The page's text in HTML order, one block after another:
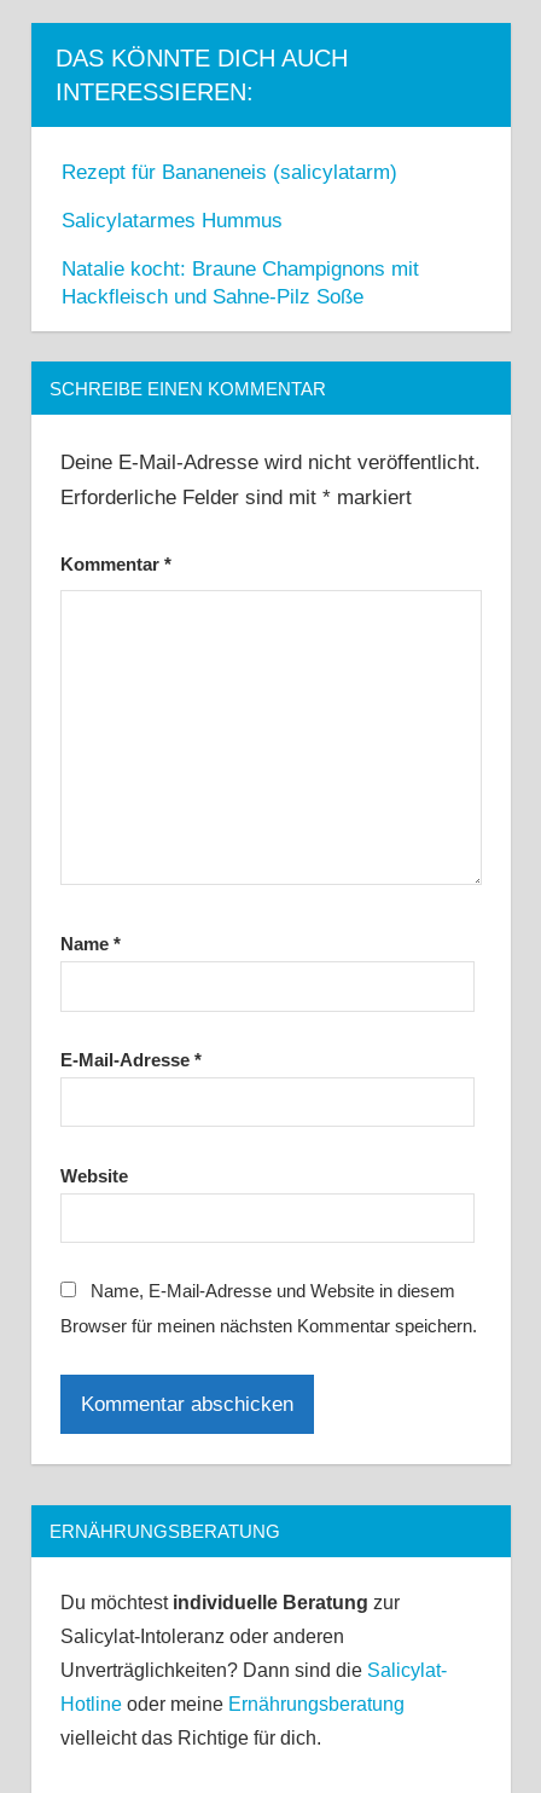
DAS KÖNNTE DICH AUCH
INTERESSIEREN:
Rezept für Bananeneis (salicylatarm)
Salicylatarmes Hummus
Natalie kocht: Braune Champignons mit
Hackfleisch und Sahne-Pilz Soße
SCHREIBE EINEN KOMMENTAR
Deine E-Mail-Adresse wird nicht veröffentlicht.
Erforderliche Felder sind mit *markiert
Kommentar *
Name *
E-Mail-Adresse *
Website
Name, E-Mail-Adresse und Website in diesem
Browser für meinen nächsten Kommentar speichern.
ERNÄHRUNGSBERATUNG
Du möchtest individuelle Beratung zur
Salicylat-Intoleranz oder anderen
Unverträglichkeiten? Dann sind die Salicylat-
Hotlineoder meine Ernährungsberatung
vielleicht das Richtige für dich.